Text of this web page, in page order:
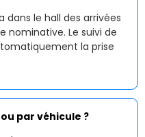
le hall des arrivées
nominative. Le suivi de
la prise
par véhicule ?